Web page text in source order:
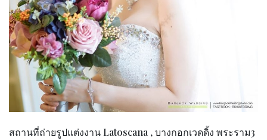
สถานที่ถ่ายรูปแต่งงาน Latoscana , บางกอกเวดดิ้ง พระราม3